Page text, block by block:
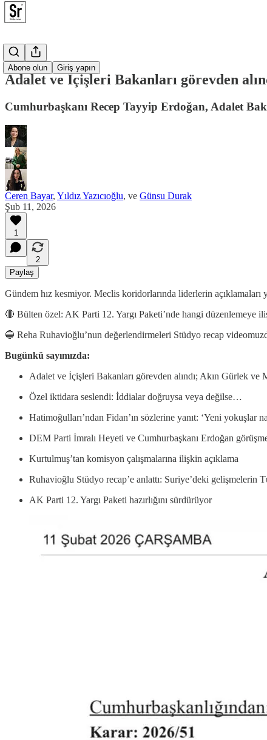
Abone olun Giriş yapın
Posta
Adalet ve İçişleri Bakanları görevden
Cumhurbaşkanı Recep Tayyip Erdoğan, Adalet
Ceren Bayar, Yıldız Yazıcıoğlu, ve Günsu Durak
Şub 11, 2026
1
2
Paylaş
Gündem hız kesmiyor. Meclis koridorlarında liderlerin
🔴 Bülten özel: AK Parti 12. Yargı Paketi’nde hangi düzenlemeye
🔵 Reha Ruhavioğlu’nun değerlendirmeleri Stüdyo recap
Bugünkü sayımızda:
Adalet ve İçişleri Bakanları görevden alındı; Akın Gürlek ve
Özel iktidara seslendi: İddialar doğruysa veya değilse…
Hatimoğulları’ndan Fidan’ın sözlerine yanıt: ‘Yeni yokuşlar
DEM Parti İmralı Heyeti ve Cumhurbaşkanı Erdoğan
Kurtulmuş’tan komisyon çalışmalarına ilişkin açıklama
Ruhavioğlu Stüdyo recap’e anlattı: Suriye’deki gelişmelerin
AK Parti 12. Yargı Paketi hazırlığını sürdürüyor